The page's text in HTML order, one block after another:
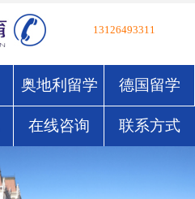
13126493311
奥地利留学 德国留学
在线咨询 联系方式